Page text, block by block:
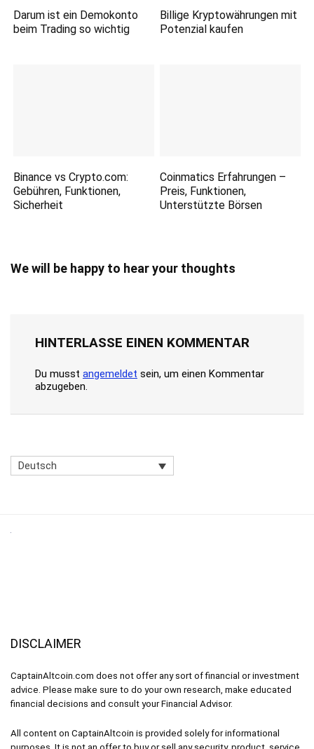
Darum ist ein Demokonto
beim Trading so wichtig
Billige Kryptowährungen mit
Potenzial kaufen
Binance vs Crypto.com:
Gebühren, Funktionen,
Sicherheit
Coinmatics Erfahrungen –
Preis, Funktionen,
Unterstützte Börsen
We will be happy to hear your thoughts
HINTERLASSE EINEN KOMMENTAR
Du musst angemeldet sein, um einen Kommentar
abzugeben.
Deutsch
DISCLAIMER
CaptainAltcoin.com does not offer any sort of financial or investment
advice. Please make sure to do your own research, make educated
financial decisions and consult your Financial Advisor.
All content on CaptainAltcoin is provided solely for informational